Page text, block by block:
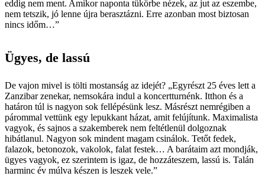
eddig nem ment. Amikor naponta tükörbe nézek, az jut az eszembe,
nem tetszik, jó lenne újra berasztázni. Erre azonban most biztosan
nincs időm…”
Ügyes, de lassú
De vajon mivel is tölti mostanság az idejét? „Egyrészt 25 éves lett a
Zanzibar zenekar, nemsokára indul a koncertturnénk. Itthon és a
határon túl is nagyon sok fellépésünk lesz. Másrészt nemrégiben a
párommal vettünk egy lepukkant házat, amit felújítunk. Maximalista
vagyok, és sajnos a szakemberek nem feltétlenül dolgoznak
hibátlanul. Nagyon sok mindent magam csinálok. Tetőt fedek,
falazok, betonozok, vakolok, falat festek… A barátaim azt mondják,
ügyes vagyok, ez szerintem is igaz, de hozzáteszem, lassú is. Talán
harminc év múlva készen is leszek vele.”